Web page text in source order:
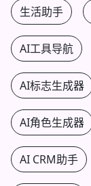
生活助手
AI工具导航
AI标志生成器
AI角色生成器
AI CRM助手